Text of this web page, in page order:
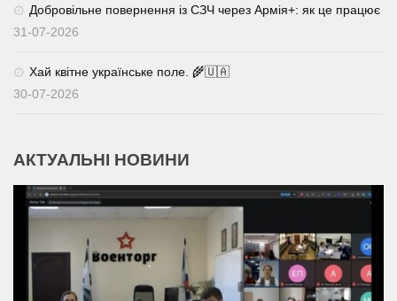
Добровільне повернення із СЗЧ через Армія+: як це працює
31-07-2026
Хай квітне українське поле. 🌾🇺🇦
30-07-2026
АКТУАЛЬНІ НОВИНИ